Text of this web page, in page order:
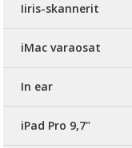
Iiris-skannerit
iMac varaosat
In ear
iPad Pro 9,7"